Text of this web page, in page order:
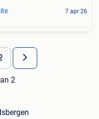
7 apr 26
2